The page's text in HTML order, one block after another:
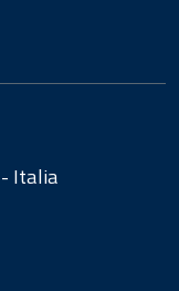
Italia